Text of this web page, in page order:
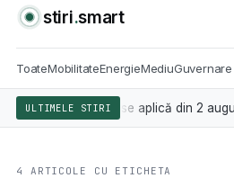
stiri.smart
ToateMobilitateEnergieMediu
ULTIMELE STIRI
artificială se aplică din 2
4 ARTICOLE CU ETICHETA